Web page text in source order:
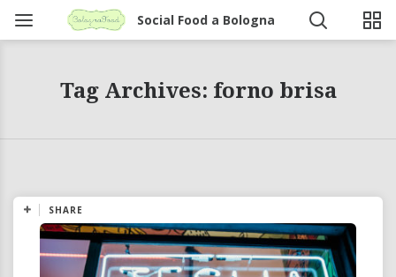
Social Food a Bologna
Tag Archives: forno brisa
SHARE